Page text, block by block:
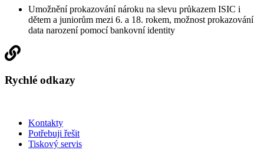
Umožnění prokazování nároku na slevu průkazem ISIC i
dětem a juniorům mezi 6. a 18. rokem, možnost prokazování
data narození pomocí bankovní identity
Rychlé odkazy
Kontakty
Potřebuji řešit
Tiskový servis